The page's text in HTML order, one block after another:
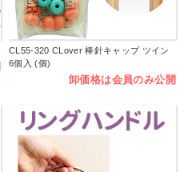
CL55-320 CLover 棒針キャップ ツイン
6個入 (個)
卸価格は会員のみ公開